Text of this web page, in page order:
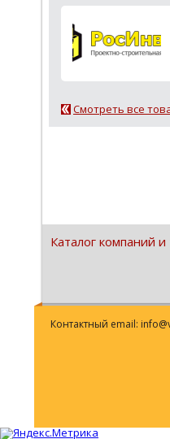
Смотреть все
Каталог компаний и
Контактный email: